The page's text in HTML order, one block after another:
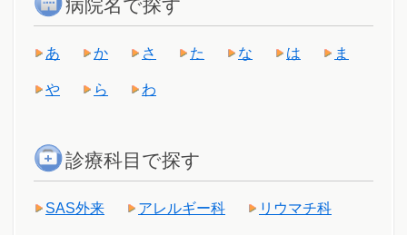
病院名で探す
あ か さ た な は ま
や ら わ
診療科目で探す
SAS外来 アレルギー科 リウマチ科